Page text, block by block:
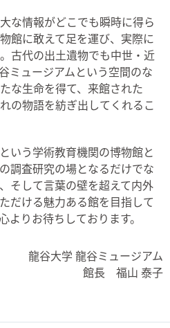
な情報がどこでも瞬時に得ら
館に敢えて足を運び、実際に
古代の出土遺物でも中世・近
ミュージアムという空間のな
な生命を得て、来館された
の物語を紡ぎ出してくれるこ
いう学術教育機関の博物館と
調査研究の場となるだけでな
そして言葉の壁を超えて内外
だける魅力ある館を目指して
よりお待ちしております。
龍谷大学 龍谷ミュージアム
館長 福山 泰子